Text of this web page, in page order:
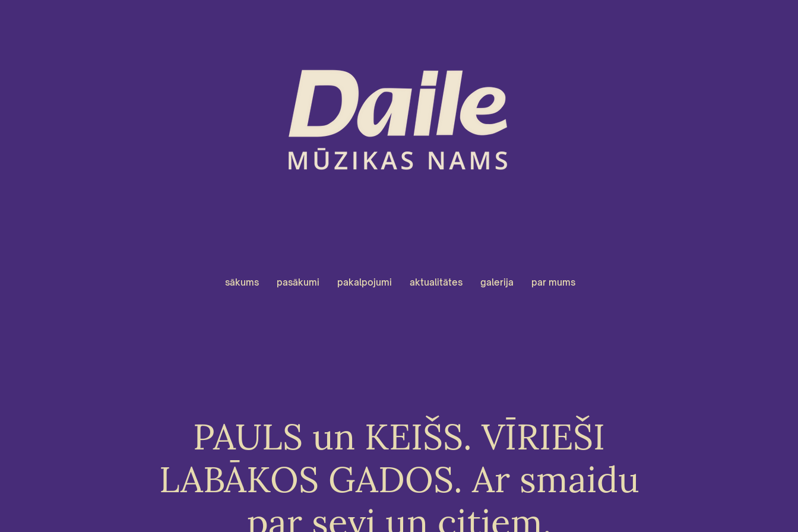
sākums pasākumi pakalpojumi aktualitātes galerija par mums
PAULS un KEIŠS. VĪRIEŠI
LABĀKOS GADOS. Ar smaidu
par sevi un citiem.